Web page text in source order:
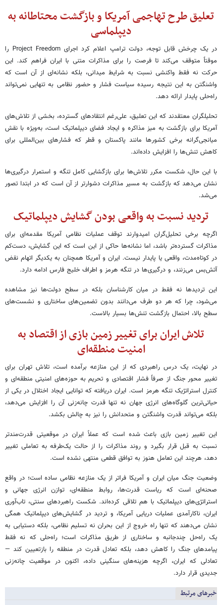
تعلیق طرح تهاجمی آمریکا و بازگشت محتاطانه به
دیپلماسی
در یک چرخش قابل توجه، دولت ترامپ اعلام کرد اجرای Project Freedom را
موقتاً متوقف می‌کند تا فرصت را برای مذاکرات متنی با ایران فراهم کند. این
حرکت نه فقط واکنشی نسبت به شرایط میدانی، بلکه نشانه‌ای از آن است که
واشنگتن به این نتیجه رسیده سیاست فشار و حضور نظامی به تنهایی نمی‌تواند
راه‌حلی پایدار ارائه دهد.
تحلیلگران معتقدند که این تعلیق، علی‌رغم انتقادهای گسترده، بخشی از تلاش‌های
آمریکا برای بازگشت به میز مذاکره و ایجاد فضای دیپلماتیک است، به‌ویژه با نقش
میانجی‌گرانه برخی کشورها مانند پاکستان و قطر که فشارهای بین‌المللی برای
کاهش تنش‌ها را افزایش داده‌اند.
با این حال، شکست مکرر تلاش‌ها برای بازگشایی کامل تنگه و استمرار درگیری‌ها
نشان می‌دهد که بازگشت به مسیر مذاکرات دشوارتر از آن است که در ابتدا تصور
می‌شد.
تردید نسبت به واقعی بودن گشایش دیپلماتیک
اگرچه برخی تحلیل‌گران امیدوارند توقف عملیات نظامی آمریکا مقدمه‌ای برای
مذاکرات گسترده‌تر باشد، اما نشانه‌ها حاکی از این است که این گشایش، دست‌کم
در کوتاه‌مدت، واقعی یا پایدار نیست. ایران و آمریکا همچنان به یکدیگر اتهام نقض
آتش‌بس می‌زنند، و درگیری‌ها در تنگه هرمز و اطراف خلیج فارس ادامه دارد.
این تردیدها نه فقط در میان کارشناسان بلکه در سطح دولت‌ها نیز مشاهده
می‌شود، چرا که هر دو طرف می‌دانند بدون تضمین‌های ساختاری و نشست‌های
سطح بالا، احتمال بازگشت تنش‌ها بسیار بالاست.
تلاش ایران برای تغییر زمین بازی از اقتصاد به
امنیت منطقه‌ای
در نهایت، یک درس راهبردی که از این منازعه برآمده است، تلاش تهران برای
تغییر محور جنگ از صرفاً فشار اقتصادی و تحریم به حوزه‌های امنیتی منطقه‌ای و
کنترل استراتژیک تنگه هرمز است. ایران دریافته که توانایی ایجاد اختلال در یکی از
حیاتی‌ترین گلوگاه‌های انرژی جهان نه تنها قدرت چانه‌زنی آن را افزایش می‌دهد،
بلکه می‌تواند قدرت واشنگتن و متحدانش را نیز به چالش بکشد.
این تغییر زمین بازی باعث شده است که عملاً ایران در موقعیتی قدرت‌مندتر
نسبت به قبل قرار بگیرد و روند مذاکرات را از حالت یک‌طرفه به تعاملی تغییر
دهد، هرچند این تعامل هنوز به توافق قطعی منتهی نشده است.
وضعیت جنگ میان ایران و آمریکا فراتر از یک منازعه نظامی ساده است؛ در واقع
صحنه‌ای است که ریاست قدرت‌ها، روابط منطقه‌ای، توازن انرژی جهانی و
استراتژی‌های دیپلماتیک با هم تلاقی کرده‌اند. شکست راهبردهای سنتی، تاب‌آوری
ایران، ناکارآمدی عملیات دریایی آمریکا، و تردید در گشایش‌های دیپلماتیک همگی
نشان می‌دهند که تنها راه خروج از این بحران نه تسلیم نظامی، بلکه دستیابی به
یک راه‌حل چندجانبه و ساختاری از طریق مذاکرات است؛ راه‌حلی که نه فقط
پیامدهای جنگ را کاهش دهد، بلکه تعادل قدرت در منطقه را بازتعیین کند —
تعادلی که ایران، اگرچه هزینه‌های سنگینی داده، اکنون در موقعیت چانه‌زنی
جدیدی قرار دارد.
خبرهای مرتبط